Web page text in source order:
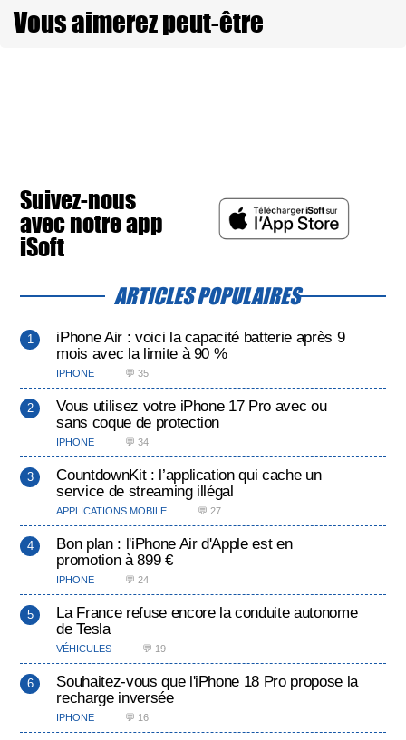
Vous aimerez peut-être
Suivez-nous
avec notre app
iSoft
ARTICLES POPULAIRES
iPhone Air : voici la capacité batterie après 9
mois avec la limite à 90 %
IPHONE 💬 35
Vous utilisez votre iPhone 17 Pro avec ou
sans coque de protection
IPHONE 💬 34
CountdownKit : l’application qui cache un
service de streaming illégal
APPLICATIONS MOBILE 💬 27
Bon plan : l'iPhone Air d'Apple est en
promotion à 899 €
IPHONE 💬 24
La France refuse encore la conduite autonome
de Tesla
VÉHICULES 💬 19
Souhaitez-vous que l'iPhone 18 Pro propose la
recharge inversée
IPHONE 💬 16